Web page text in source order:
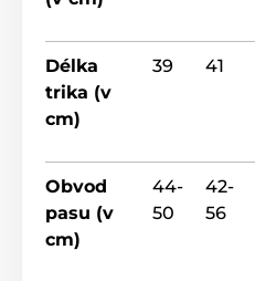
Délka
trika (v
cm)
39 41
Obvod
pasu (v
cm)
44-
50
42-
56